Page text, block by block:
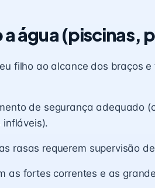
água (piscinas,
filho ao alcance dos braços
de segurança adequado
rasas requerem supervisão
as fortes correntes e as